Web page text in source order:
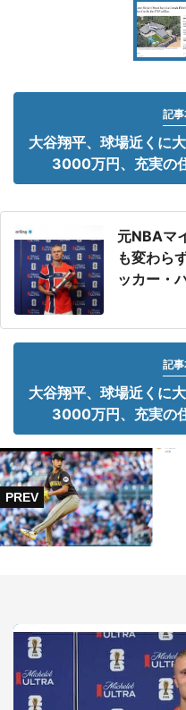
記
大谷翔平、球場近くに
3000万円、充実の
元NBAマ
も変わら
ッカー・
記
大谷翔平、球場近くに
3000万円、充実の